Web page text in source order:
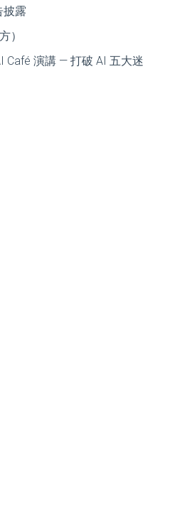
披露
）
Café 演講 — 打破 AI 五大迷